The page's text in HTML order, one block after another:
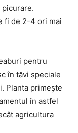
fi de 2-4 ori mai
pentru
în tăvi speciale
Planta primește
în astfel
agricultura